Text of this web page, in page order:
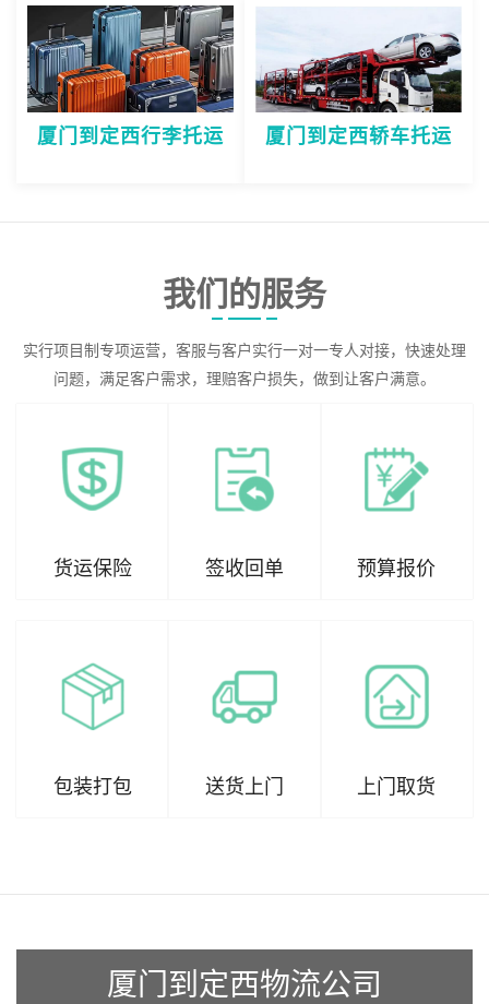
厦门到定西行李托运 厦门到定西轿车托运
我们的服务
实行项目制专项运营，客服与客户实行一对一专人对接，快速处理
问题，满足客户需求，理赔客户损失，做到让客户满意。
货运保险 签收回单 预算报价
包装打包 送货上门 上门取货
厦门到定西物流公司